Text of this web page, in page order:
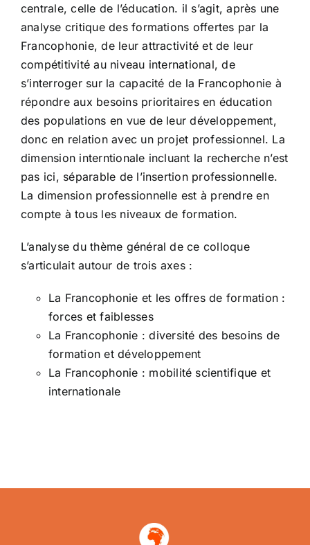
centrale, celle de l’éducation. il s’agit, après une
analyse critique des formations offertes par la
Francophonie, de leur attractivité et de leur
compétitivité au niveau international, de
s’interroger sur la capacité de la Francophonie à
répondre aux besoins prioritaires en éducation
des populations en vue de leur développement,
donc en relation avec un projet professionnel. La
dimension interntionale incluant la recherche n’est
pas ici, séparable de l’insertion professionnelle.
La dimension professionnelle est à prendre en
compte à tous les niveaux de formation.
L’analyse du thème général de ce colloque
s’articulait autour de trois axes :
La Francophonie et les offres de formation :
forces et faiblesses
La Francophonie : diversité des besoins de
formation et développement
La Francophonie : mobilité scientifique et
internationale